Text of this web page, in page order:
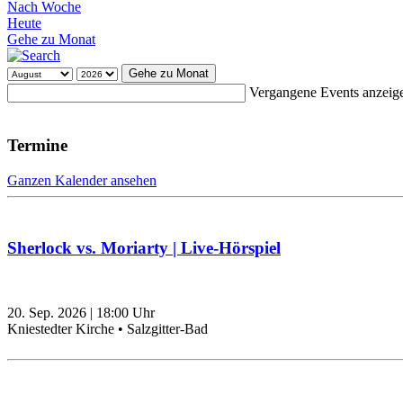
Nach Woche
Heute
Gehe zu Monat
Gehe zu Monat
Vergangene Events
Termine
Ganzen Kalender ansehen
Sherlock vs. Moriarty | Live-Hörspiel
20. Sep. 2026 | 18:00 Uhr
Kniestedter Kirche • Salzgitter-Bad